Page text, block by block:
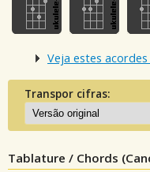
Veja estes
Transpor cifras:
Tablature / Chords